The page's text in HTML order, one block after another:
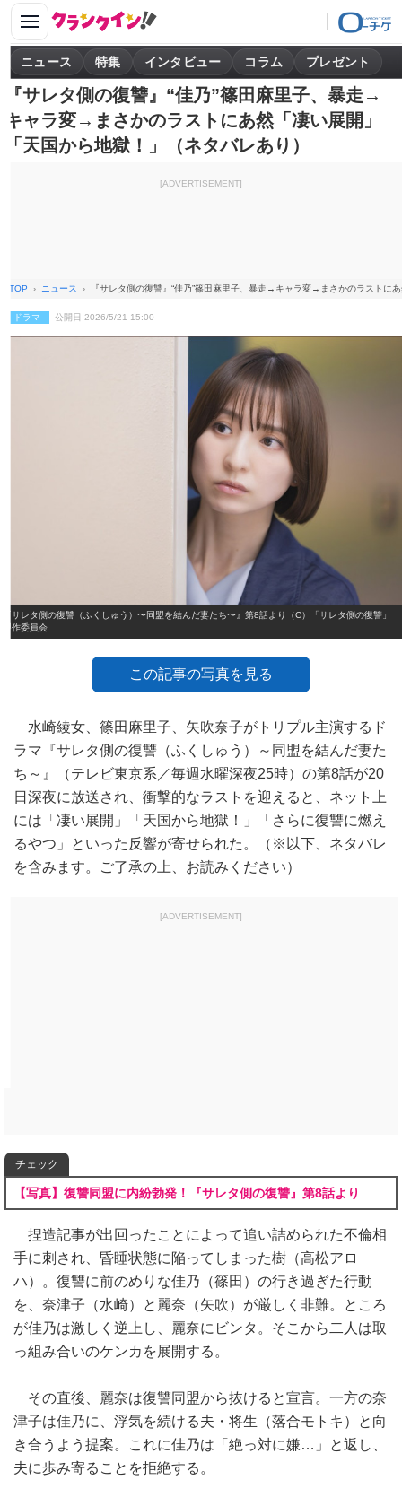
ニュース 特集 インタビュー コラム プレゼント
『サレタ側の復讐』“佳乃”篠田麻里子、暴走→
キャラ変→まさかのラストにあ然「凄い展開」
「天国から地獄！」（ネタバレあり）
[ADVERTISEMENT]
TOP ニュース 『サレタ側の復讐』“佳乃”篠田麻里子、暴走→キャラ変→まさかのラストに
ドラマ 公開日 2026/5/21 15:00
『サレタ側の復讐（ふくしゅう）〜同盟を結んだ妻たち〜』第8話より（C）「サレタ側の復讐」
製作委員会
この記事の写真を見る
水崎綾女、篠田麻里子、矢吹奈子がトリプル主演するド
ラマ『サレタ側の復讐（ふくしゅう）～同盟を結んだ妻た
ち～』（テレビ東京系／毎週水曜深夜25時）の第8話が20
日深夜に放送され、衝撃的なラストを迎えると、ネット上
には「凄い展開」「天国から地獄！」「さらに復讐に燃え
るやつ」といった反響が寄せられた。（※以下、ネタバレ
を含みます。ご了承の上、お読みください）
[ADVERTISEMENT]
チェック
【写真】復讐同盟に内紛勃発！『サレタ側の復讐』第8話より
捏造記事が出回ったことによって追い詰められた不倫相
手に刺され、昏睡状態に陥ってしまった樹（高松アロ
ハ）。復讐に前のめりな佳乃（篠田）の行き過ぎた行動
を、奈津子（水崎）と麗奈（矢吹）が厳しく非難。ところ
が佳乃は激しく逆上し、麗奈にビンタ。そこから二人は取
っ組み合いのケンカを展開する。
その直後、麗奈は復讐同盟から抜けると宣言。一方の奈
津子は佳乃に、浮気を続ける夫・将生（落合モトキ）と向
き合うよう提案。これに佳乃は「絶っ対に嫌…」と返し、
夫に歩み寄ることを拒絶する。